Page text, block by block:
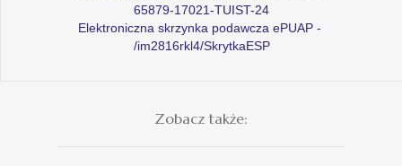
65879-17021-TUIST-24
Elektroniczna skrzynka podawcza ePUAP -
/im2816rkl4/SkrytkaESP
Zobacz także: